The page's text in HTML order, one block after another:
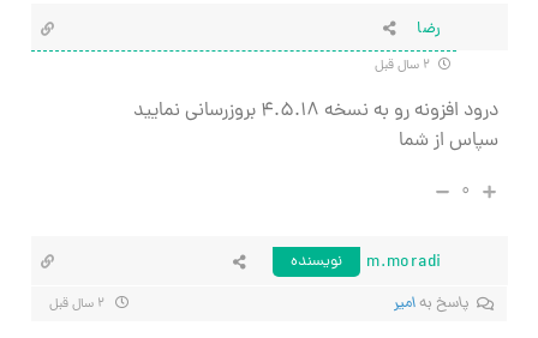
رضا
درود افزونه رو به نسخه ۴.۵.۱۸ بروزرسانی نمایید
سپاس از شما
۰
m.moradi
نویسنده
پاسخ بهامیر